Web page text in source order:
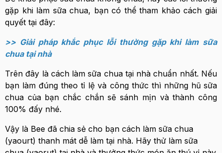
gặp khi làm sữa chua, bạn có thể tham khảo cách giải
quyết tại đây:
>> Giải pháp khắc phục lỗi thường gặp khi làm sữa
chua tại nhà
Trên đây là cách làm sữa chua tại nhà chuẩn nhất. Nếu
bạn làm đúng theo tỉ lệ và công thức thì những hũ sữa
chua của bạn chắc chắn sẽ sánh mịn và thành công
100% đấy nhé.
Vậy là Bee đã chia sẻ cho bạn cách làm sữa chua
(yaourt) thanh mát dễ làm tại nhà. Hãy thử làm sữa